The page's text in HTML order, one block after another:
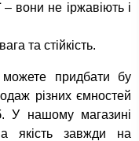
– вони не іржавіють і
та стійкість.
можете придбати бу
різних ємностей
У нашому магазині
якість завжди на